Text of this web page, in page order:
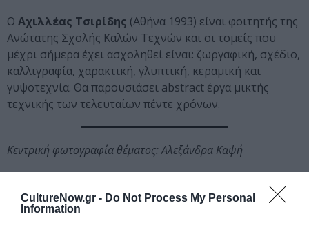
CultureNow.gr - Do Not Process My Personal
Information
Ο Αχιλλέας Τσιρίδης (Aθήνα 1993) είναι φοιτητής της
Ανώτατης Σχολής Καλών Τεχνών και οι τομείς που
μέχρι σήμερα έχει ασχοληθεί είναι: ζωργαφική, σχέδιο,
καλλιγραφία, χαρακτική, γλυπτική, κεραμική και
γυψοτεχνία. Θα παρουσιάσει abstract έργα μικτής
τεχνικής των τελευταίων πέντε χρόνων.
Κεντρική φωτογραφία θέματος: Αλεξάνδρα Καψή
Ταυτότητα Εκδήλωσης